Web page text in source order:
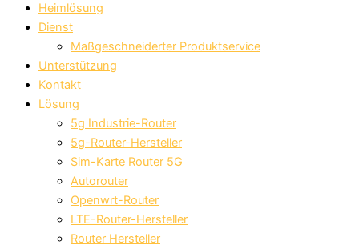
Heimlösung
Dienst
Maßgeschneiderter Produktservice
Unterstützung
Kontakt
Lösung
5g Industrie-Router
5g-Router-Hersteller
Sim-Karte Router 5G
Autorouter
Openwrt-Router
LTE-Router-Hersteller
Router Hersteller